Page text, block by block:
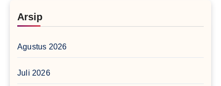
Arsip
Agustus 2026
Juli 2026